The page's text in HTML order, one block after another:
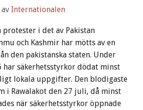
av Internationalen
protester i det av Pakistan
och Kashmir har mötts av en
den pakistanska staten. Under
säkerhetsstyrkor dödat minst
lokala uppgifter. Den blodigaste
i Rawalakot den 27 juli, då minst
när säkerhetsstyrkor öppnade